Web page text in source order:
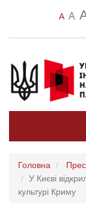
A A
Головна
У Києві
культурі Криму